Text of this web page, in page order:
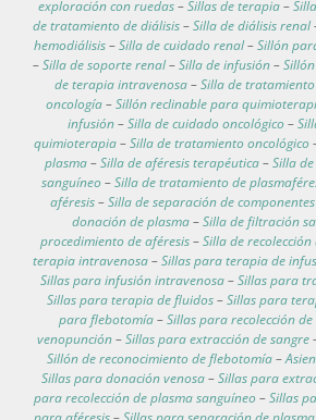
exploración con ruedas–Sillas de terapia–
de tratamiento de diálisis–Silla de diálisis renal
hemodiálisis–Silla de cuidado renal–Sillón
–Silla de soporte renal–Silla de infusión–
de terapia intravenosa–Silla de
oncología–Sillón reclinable para
infusión–Silla de cuidado oncológico –
quimioterapia–Silla de tratamiento oncológico
plasma–Silla de aféresis terapéutica–Silla
sanguíneo –Silla de tratamiento de
aféresis–Silla de separación de
donación de plasma–Silla de filtración
procedimiento de aféresis–Silla de
terapia intravenosa–Sillas para terapia de
Sillas para infusión intravenosa–Sillas para
Sillas para terapia de fluidos–Sillas para
para flebotomía–Sillas para recolección
venopunción–Sillas para extracción de sangre
Sillón de reconocimiento de flebotomía–
Sillas para donación venosa–Sillas para
para recolección de plasma sanguíneo –Sillas